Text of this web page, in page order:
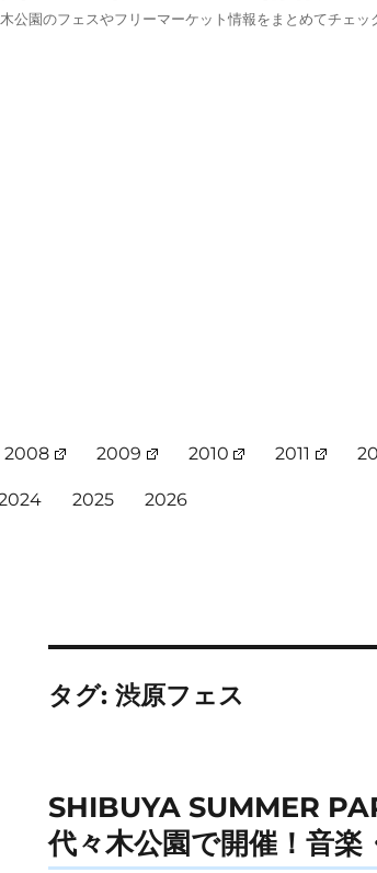
公園のフェスやフリーマーケット情報をまとめてチェッ
2008 2009 2010 2011
2025 2026
タグ: 渋原フェス
SHIBUYA SUMMER
代々木公園で開催！音